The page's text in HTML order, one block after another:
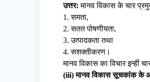
उत्तर: मानव विकास के चार
1. समता,
2. सतत पोषणीयता,
3. उत्पादकता तथा
4. सशक्तीकरण।
मानव विकास का विचार इन्हीं
(iii) मानव विकास सूचकांक के